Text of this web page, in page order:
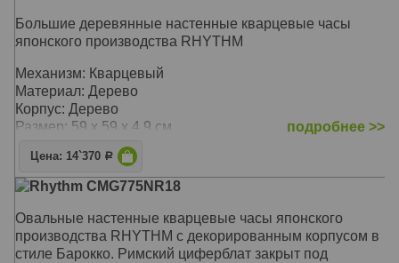
Большие деревянные настенные кварцевые часы
японского производства RHYTHM
Механизм: Кварцевый
Материал: Дерево
Корпус: Дерево
Размер: 59 х 59 х 4,9 см
подробнее >>
Цена: 14`370 Р
Rhythm CMG775NR18
Овальные настенные кварцевые часы японского
производства RHYTHM с декорированным корпусом в
стиле Барокко. Римский циферблат закрыт под